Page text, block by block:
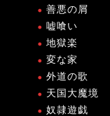
善悪の屑
嘘喰い
地獄楽
変な家
外道の歌
天国大魔境
奴隷遊戯